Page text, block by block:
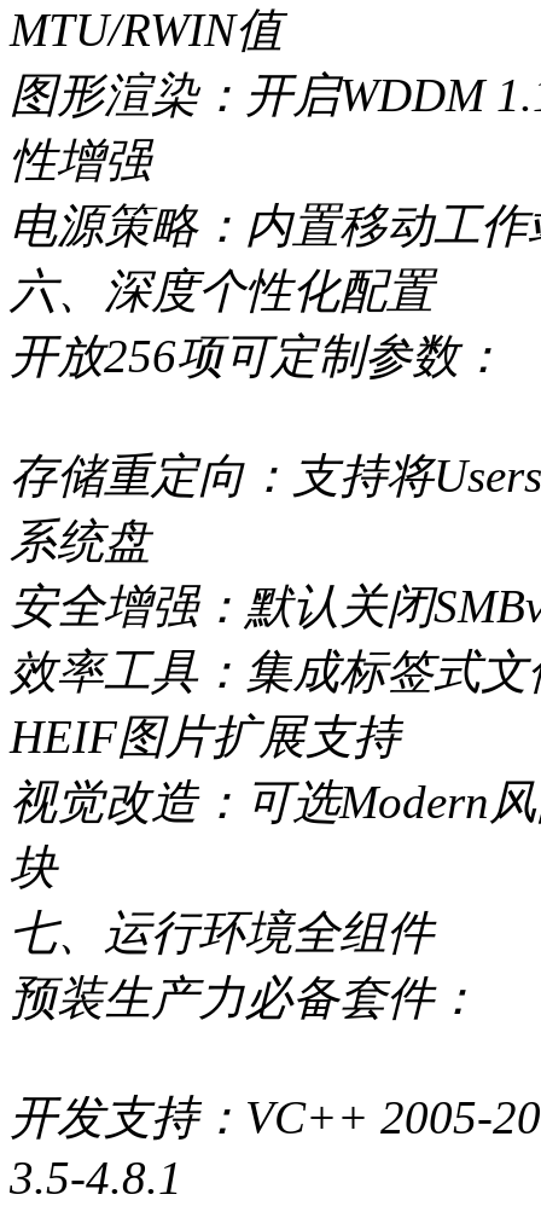
MTU/RWIN值
图形渲染：开启WDDM
性增强
电源策略：内置移动工
六、深度个性化配置
开放256项可定制参数：
存储重定向：支持将
系统盘
安全增强：默认关闭
效率工具：集成标签式
HEIF图片扩展支持
视觉改造：可选Modern
块
七、运行环境全组件
预装生产力必备套件：
开发支持：VC++ 2005-
3.5-4.8.1